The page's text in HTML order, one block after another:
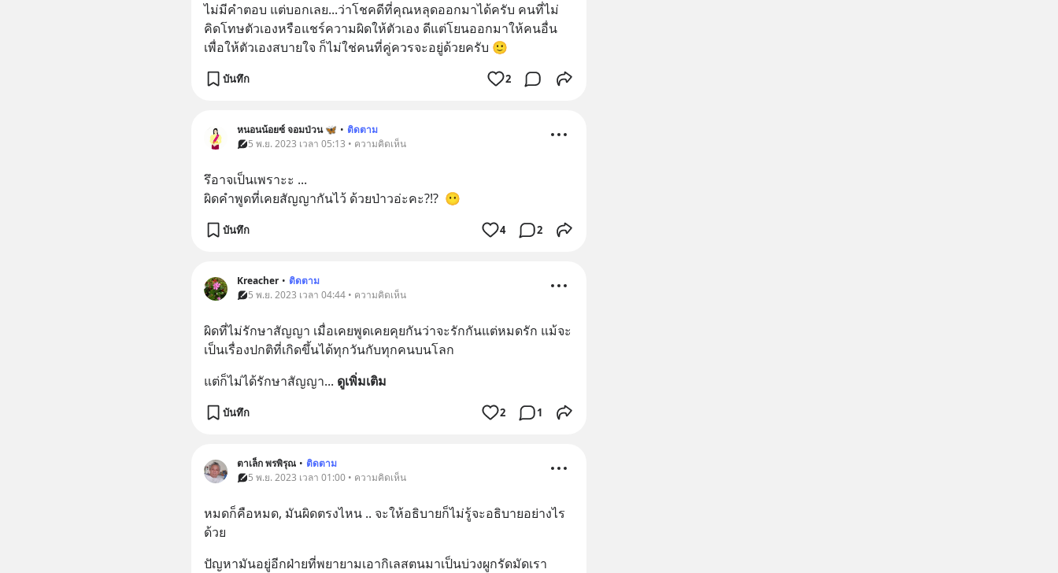
ไม่มีคำตอบ แต่บอกเลย...ว่าโชคดีที่คุณหลุดออกมาได้ครับ คนที่ไม่
คิดโทษตัวเองหรือแชร์ความผิดให้ตัวเอง ดีแต่โยนออกมาให้คนอื่น
เพื่อให้ตัวเองสบายใจ ก็ไม่ใช่คนที่คู่ควรจะอยู่ด้วยครับ 🙂
บันทึก 2
หนอนน้อยซ์ จอมป่วน 🦋 • ติดตาม
5 พ.ย. 2023 เวลา 05:13 • ความคิดเห็น
รึอาจเป็นเพราะะ ...
ผิดคำพูดที่เคยสัญญากันไว้ ด้วยป่าวอ่ะคะ?!?  😶
บันทึก 4 2
Kreacher • ติดตาม
5 พ.ย. 2023 เวลา 04:44 • ความคิดเห็น
ผิดที่ไม่รักษาสัญญา เมื่อเคยพูดเคยคุยกันว่าจะรักกันแต่หมดรัก แม้จะ
เป็นเรื่องปกติที่เกิดขึ้นได้ทุกวันกับทุกคนบนโลก
แต่ก็ไม่ได้รักษาสัญญา... ดูเพิ่มเติม
บันทึก 2 1
ตาเล็ก พรพิรุณ • ติดตาม
5 พ.ย. 2023 เวลา 01:00 • ความคิดเห็น
หมดก็คือหมด, มันผิดตรงไหน .. จะให้อธิบายก็ไม่รู้จะอธิบายอย่างไร
ด้วย
ปัญหามันอยู่อีกฝ่ายที่พยายามเอากิเลสตนมาเป็นบ่วงผูกรัดมัดเรา